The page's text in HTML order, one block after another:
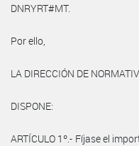
DNRYRT#MT.
Por ello,
LA DIRECCIÓN DE
DISPONE:
ARTÍCULO 1º.- Fíjase el